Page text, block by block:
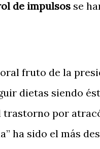
de impulsos se
fruto de la
dietas siendo
por
ha sido el más